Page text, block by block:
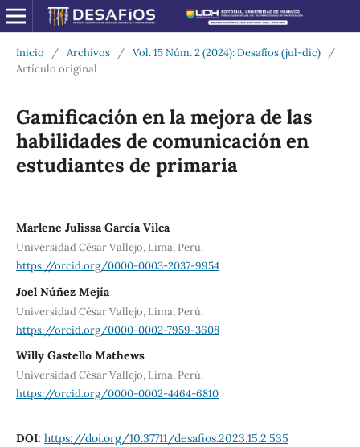
Inicio / Archivos / Vol. 15 Núm. 2 (2024): Desafíos (jul-dic)
/
Artículo original
Gamificación en la mejora de las
habilidades de comunicación en
estudiantes de primaria
Marlene Julissa García Vilca
Universidad César Vallejo, Lima, Perú.
https://orcid.org/0000-0003-2037-9954
Joel Núñez Mejía
Universidad César Vallejo, Lima, Perú.
https://orcid.org/0000-0002-7959-3608
Willy Gastello Mathews
Universidad César Vallejo, Lima, Perú.
https://orcid.org/0000-0002-4464-6810
DOI: https://doi.org/10.37711/desafios.2023.15.2.535